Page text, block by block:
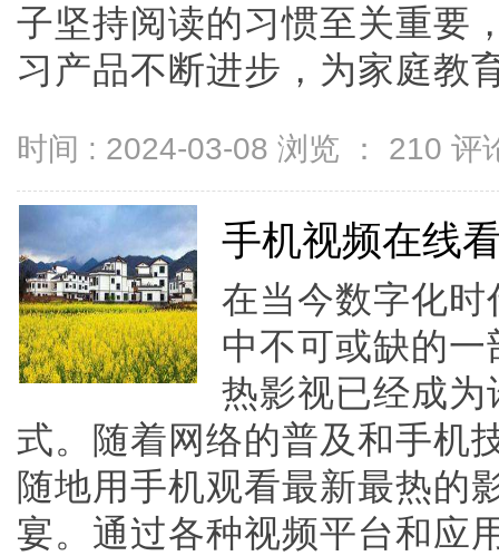
子坚持阅读的习惯至关重要
习产品不断进步，为家庭教
时间 : 2024-03-08 浏览 ： 210 评
手机视频在线
在当今数字化
中不可或缺的
热影视已经成
式。随着网络的普及和手机
随地用手机观看最新最热的
宴。通过各种视频平台和应